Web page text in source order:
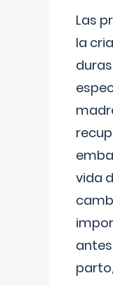
Las
la
vida